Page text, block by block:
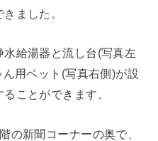
ました。
給湯器と流し台(写真左
用ベット(写真右側)が設
ことができます。
の新聞コーナーの奥で、